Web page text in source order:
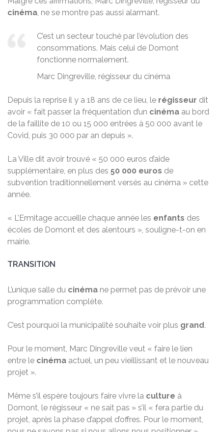
cinéma, ne se montre pas aussi alarmant.
C’est un secteur touché par l’évolution des
consommations. Mais celui de Domont
fonctionne normalement.
Marc Dingreville, régisseur du cinéma
Depuis la reprise il y a 18 ans de ce lieu, le régisseur dit
avoir « fait passer la fréquentation d’un cinéma au bord
de la faillite de 10 ou 15 000 entrées à 50 000 avant le
Covid, puis 30 000 par an depuis ».
La Ville dit avoir trouvé « 50 000 euros d’aide
supplémentaire, en plus des 50 000 euros de
subvention traditionnellement versés au cinéma » cette
année.
« L’Ermitage accueille chaque année les enfants des
écoles de Domont et des alentours », souligne-t-on en
mairie.
TRANSITION
L’unique salle du cinéma ne permet pas de prévoir une
programmation complète.
C’est pourquoi la municipalité souhaite voir plus grand.
Pour le moment, Marc Dingreville veut « faire le lien
entre le cinéma actuel, un peu vieillissant et le nouveau
projet ».
Même s’il espère toujours faire vivre la culture à
Domont, le régisseur « ne sait pas » s’il « fera partie du
projet, après la phase d’appel d’offres. Pour le moment,